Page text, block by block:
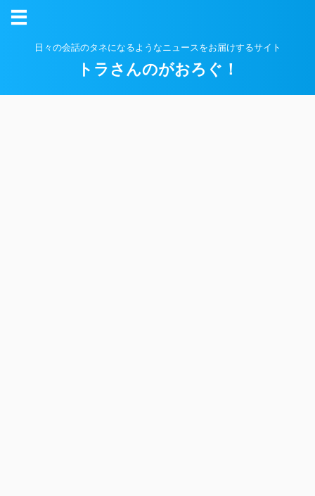
日々の会話のタネになるようなニュースをお届けするサイト
トラさんのがおろぐ！